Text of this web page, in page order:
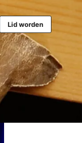
Lid worden